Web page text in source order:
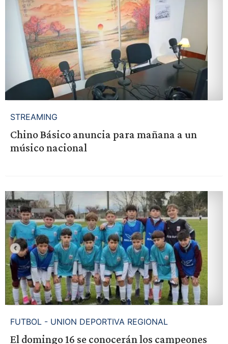
STREAMING
Chino Básico anuncia para mañana a un
músico nacional
FUTBOL - UNION DEPORTIVA REGIONAL
El domingo 16 se conocerán los campeones